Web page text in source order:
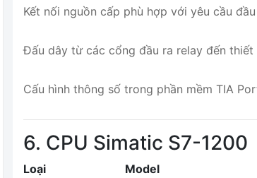
Kết nối nguồn cấp phù hợp với yêu cầu
Đấu dây từ các cổng đầu ra relay đến thiết
Cấu hình thông số trong phần mềm TIA
6. CPU Simatic S7-1200
Loại Model